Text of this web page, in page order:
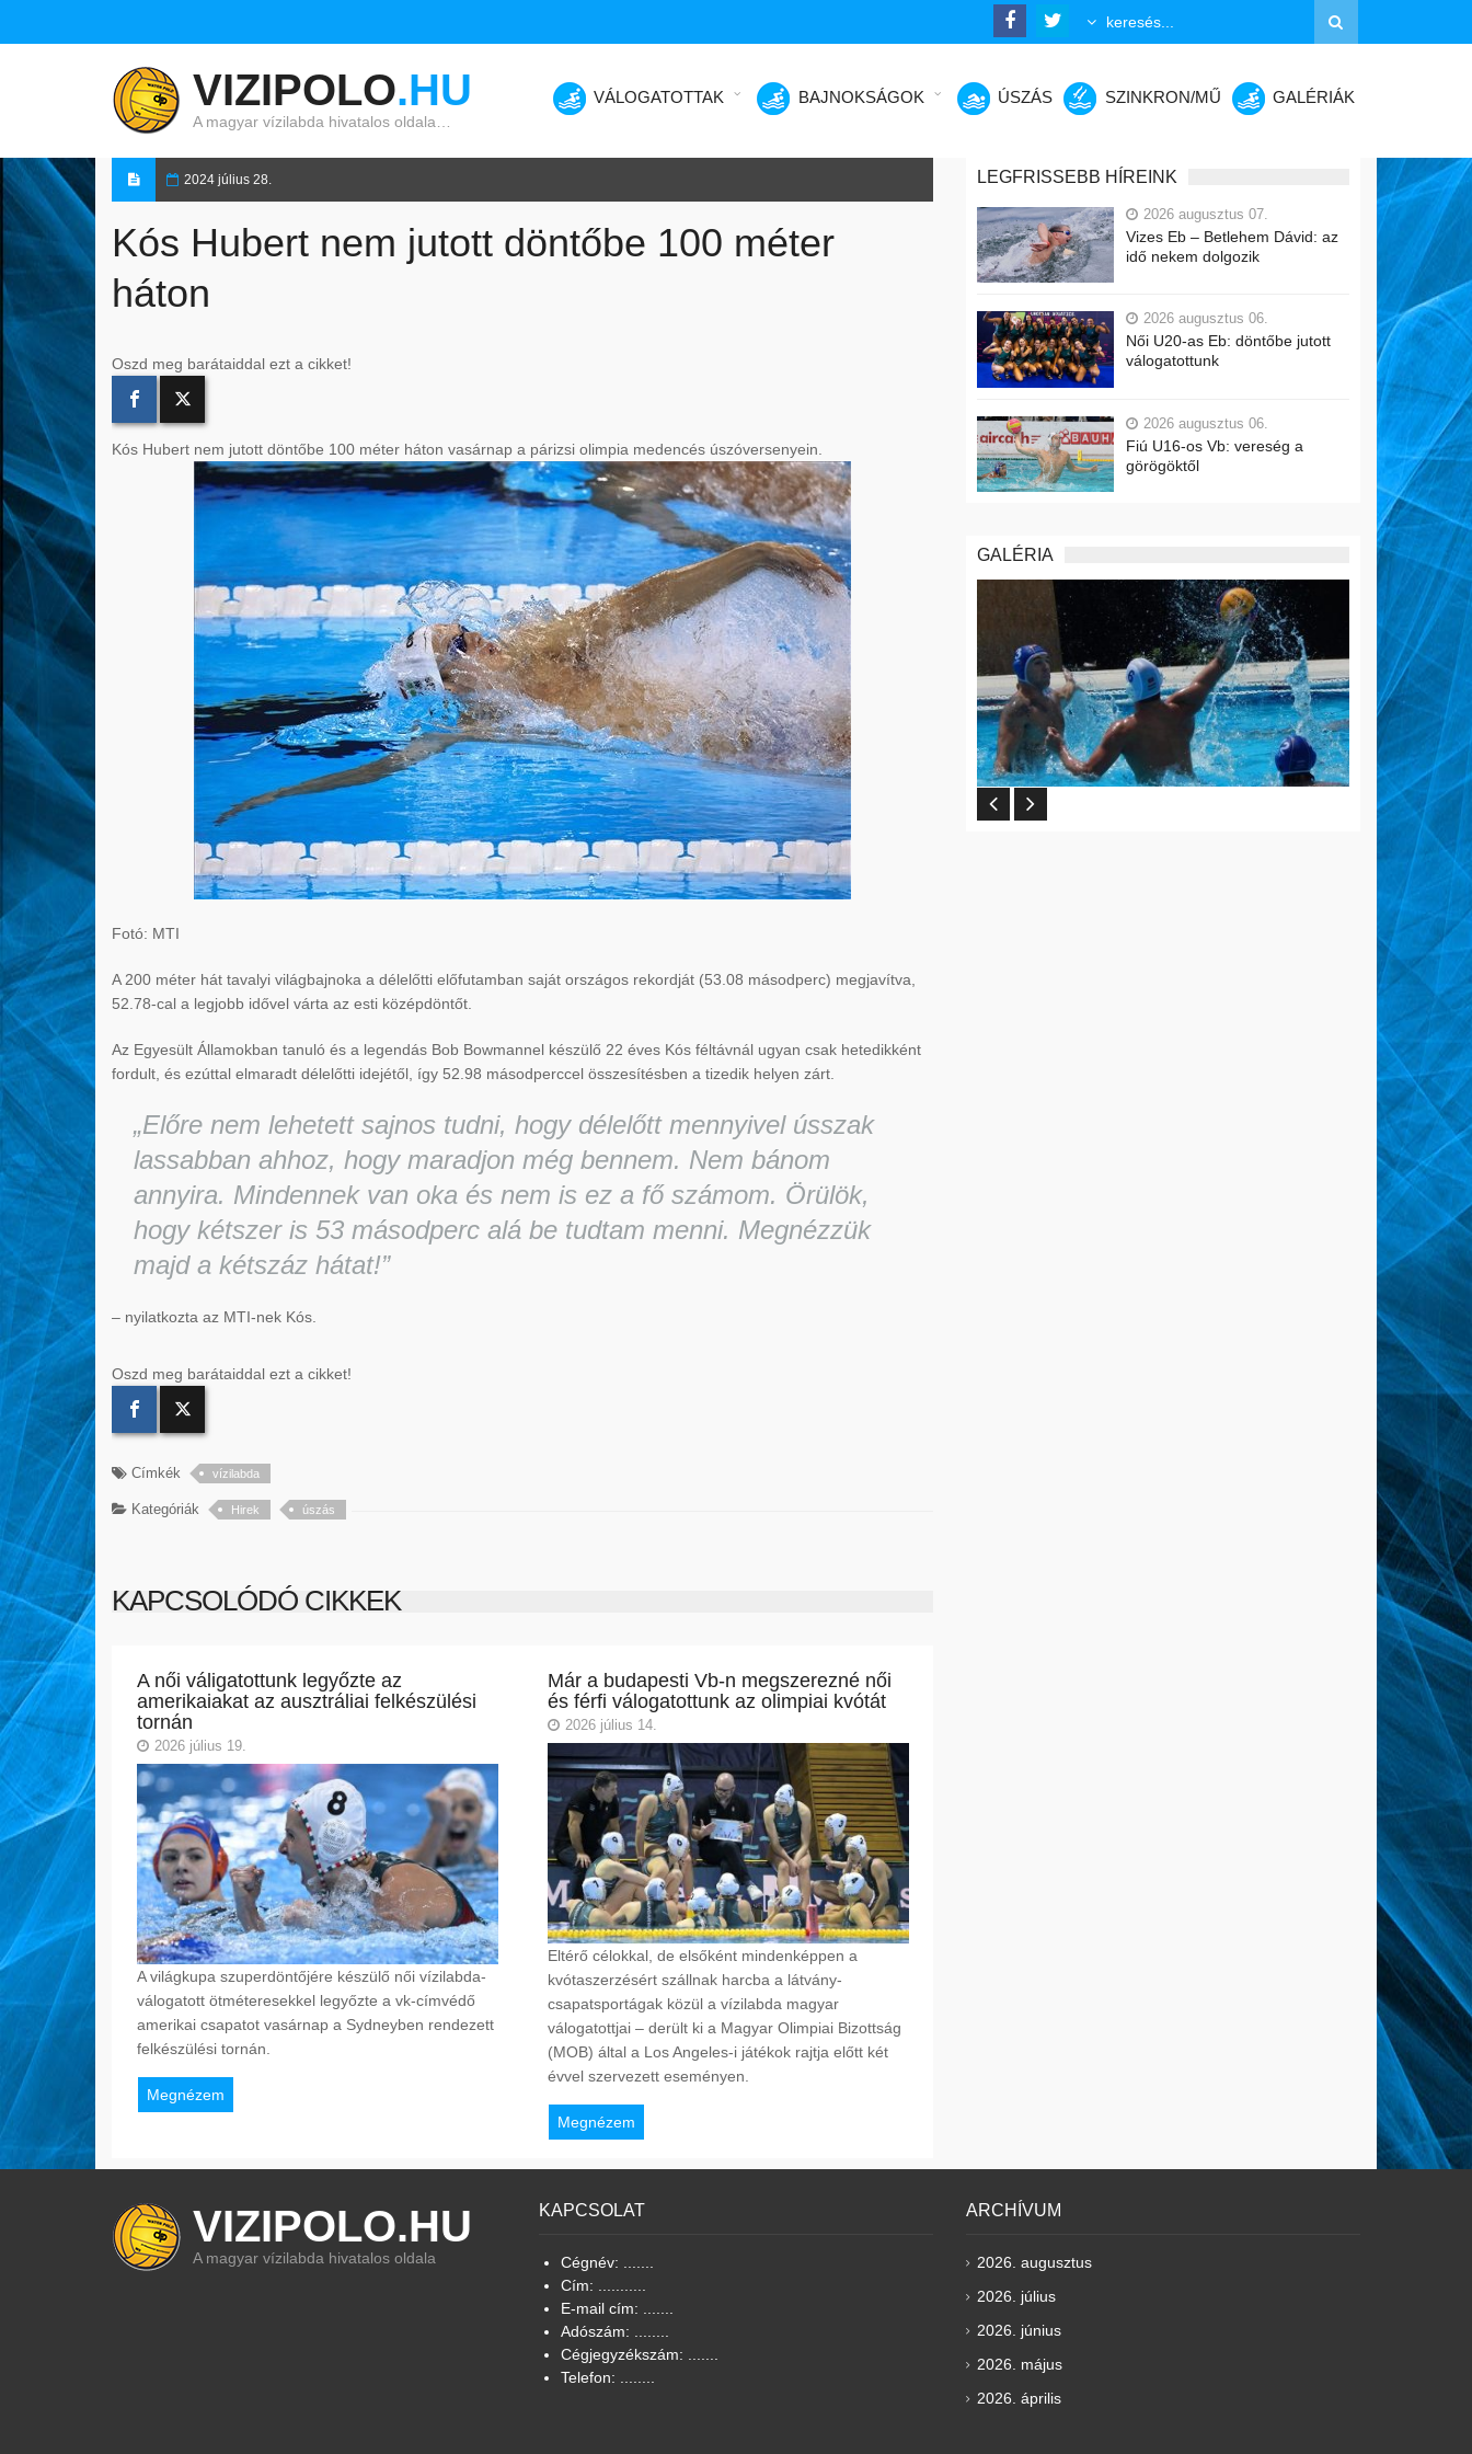
VIZIPOLO.HU
A magyar vízilabda hivatalos oldala…
VÁLOGATOTTAK BAJNOKSÁGOK ÚSZÁS SZINKRON/MŰ GALÉRIÁK
2024 július 28.
Kós Hubert nem jutott döntőbe 100 méter
háton
Oszd meg barátaiddal ezt a cikket!
Kós Hubert nem jutott döntőbe 100 méter háton vasárnap a párizsi olimpia medencés úszóversenyein.
Fotó: MTI
A 200 méter hát tavalyi világbajnoka a délelőtti előfutamban saját országos rekordját (53.08 másodperc) megjavítva,
52.78-cal a legjobb idővel várta az esti középdöntőt.
Az Egyesült Államokban tanuló és a legendás Bob Bowmannel készülő 22 éves Kós féltávnál ugyan csak hetedikként
fordult, és ezúttal elmaradt délelőtti idejétől, így 52.98 másodperccel összesítésben a tizedik helyen zárt.
„Előre nem lehetett sajnos tudni, hogy délelőtt mennyivel ússzak
lassabban ahhoz, hogy maradjon még bennem. Nem bánom
annyira. Mindennek van oka és nem is ez a fő számom. Örülök,
hogy kétszer is 53 másodperc alá be tudtam menni. Megnézzük
majd a kétszáz hátat!”
– nyilatkozta az MTI-nek Kós.
Oszd meg barátaiddal ezt a cikket!
Címkék vízilabda
Kategóriák Hirek úszás
KAPCSOLÓDÓ CIKKEK
A női váligatottunk legyőzte az
amerikaiakat az ausztráliai felkészülési
tornán
2026 július 19.
A világkupa szuperdöntőjére készülő női vízilabda-
válogatott ötméteresekkel legyőzte a vk-címvédő
amerikai csapatot vasárnap a Sydneyben rendezett
felkészülési tornán.
Megnézem
Már a budapesti Vb-n megszerezné női
és férfi válogatottunk az olimpiai kvótát
2026 július 14.
Eltérő célokkal, de elsőként mindenképpen a
kvótaszerzésért szállnak harcba a látvány-
csapatsportágak közül a vízilabda magyar
válogatottjai – derült ki a Magyar Olimpiai Bizottság
(MOB) által a Los Angeles-i játékok rajtja előtt két
évvel szervezett eseményen.
Megnézem
LEGFRISSEBB HÍREINK
2026 augusztus 07.
Vizes Eb – Betlehem Dávid: az
idő nekem dolgozik
2026 augusztus 06.
Női U20-as Eb: döntőbe jutott
válogatottunk
2026 augusztus 06.
Fiú U16-os Vb: vereség a
görögöktől
GALÉRIA
VIZIPOLO.HU
A magyar vízilabda hivatalos oldala
KAPCSOLAT
Cégnév: .......
Cím: ...........
E-mail cím: .......
Adószám: ........
Cégjegyzékszám: .......
Telefon: ........
ARCHÍVUM
2026. augusztus
2026. július
2026. június
2026. május
2026. április